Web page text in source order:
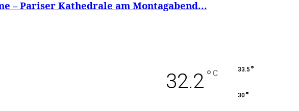
– Pariser Kathedrale am Montagabend...
32.2 ° C 33.5 °
30°